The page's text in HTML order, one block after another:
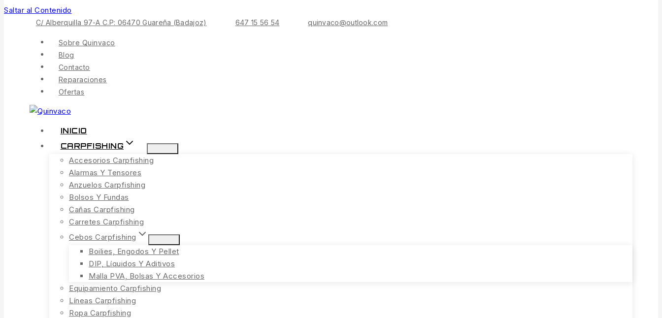
Saltar al Contenido
C/ Alberquilla 97-A C.P: 06470 Guareña (Badajoz) 647 15 56 54 quinvaco@outlook.com
Sobre Quinvaco
Blog
Contacto
Reparaciones
Ofertas
INICIO
CARPFISHING
Accesorios Carpfishing
Alarmas Y Tensores
Anzuelos Carpfishing
Bolsos Y Fundas
Cañas Carpfishing
Carretes Carpfishing
Cebos Carpfishing
Boilies, Engodos Y Pellet
DIP, Líquidos Y Aditivos
Malla PVA, Bolsas Y Accesorios
Equipamiento Carpfishing
Líneas Carpfishing
Ropa Carpfishing